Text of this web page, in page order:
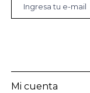
Mi cuenta